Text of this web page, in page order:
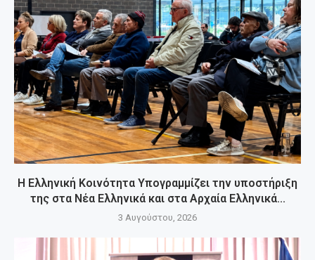
Η Ελληνική Κοινότητα Υπογραμμίζει την υποστήριξη
της στα Νέα Ελληνικά και στα Αρχαία Ελληνικά...
3 Αυγούστου, 2026